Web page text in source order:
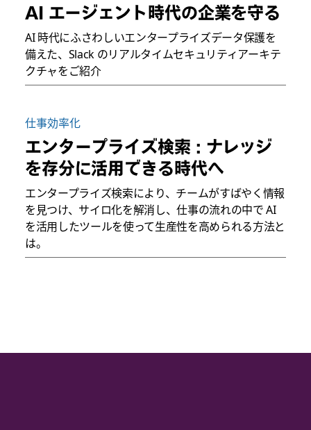
AI エージェント時代の企業を守る
AI 時代にふさわしいエンタープライズデータ保護を
備えた、Slack のリアルタイムセキュリティアーキテ
クチャをご紹介
仕事効率化
エンタープライズ検索 : ナレッジ
を存分に活用できる時代へ
エンタープライズ検索により、チームがすばやく情報
を見つけ、サイロ化を解消し、仕事の流れの中で AI
を活用したツールを使って生産性を高められる方法と
は。